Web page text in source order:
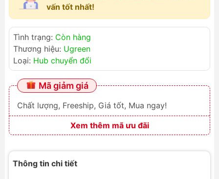
vấn tốt nhất!
Tình trạng: Còn hàng
Thương hiệu: Ugreen
Loại: Hub chuyển đổi
Mã giảm giá
Chất lượng, Freeship, Giá tốt, Mua ngay!
Xem thêm mã ưu đãi
Thông tin chi tiết